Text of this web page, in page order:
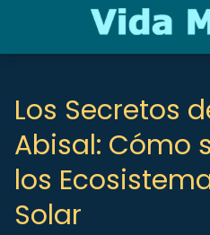
Los Secretos
Abisal: Cómo
los
Solar